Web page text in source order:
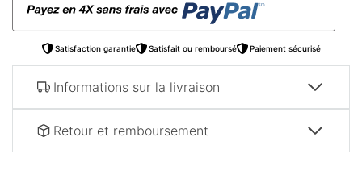
Satisfaction garantie Satisfait ou remboursé Paiement sécurisé
Informations sur la livraison
Retour et remboursement